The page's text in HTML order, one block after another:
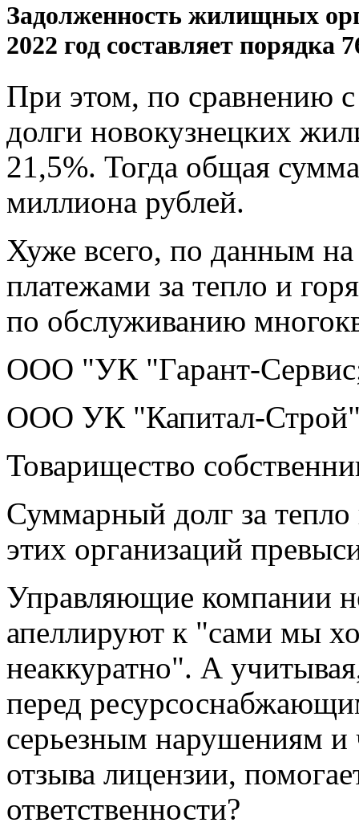
Задолженность жилищных
2022 год составляет порядка
При этом, по сравнению
долги новокузнецких
21,5%. Тогда общая
миллиона рублей.
Хуже всего, по данным на
платежами за тепло и
по обслуживанию
ООО "УК "Гарант-
ООО УК "Капитал-
Товарищество
Суммарный долг за
этих организаций
Управляющие компании
апеллируют к "сами мы
неаккуратно". А
перед
серьезным нарушениям и
отзыва лицензии,
ответственности?